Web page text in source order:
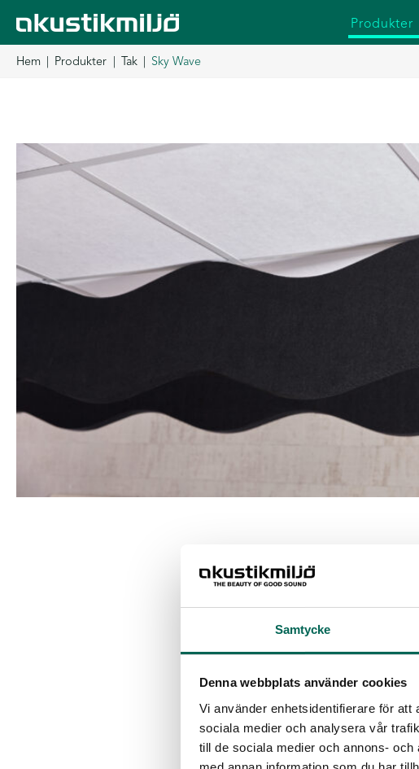
Samtycke
Denna webbplats använder cookies
Vi använder enhetsidentifierare för att
sociala medier och analysera vår
till de sociala medier och annons-
Hoppa
innehåll
Produkter
Hem Produkter Tak Sky Wave